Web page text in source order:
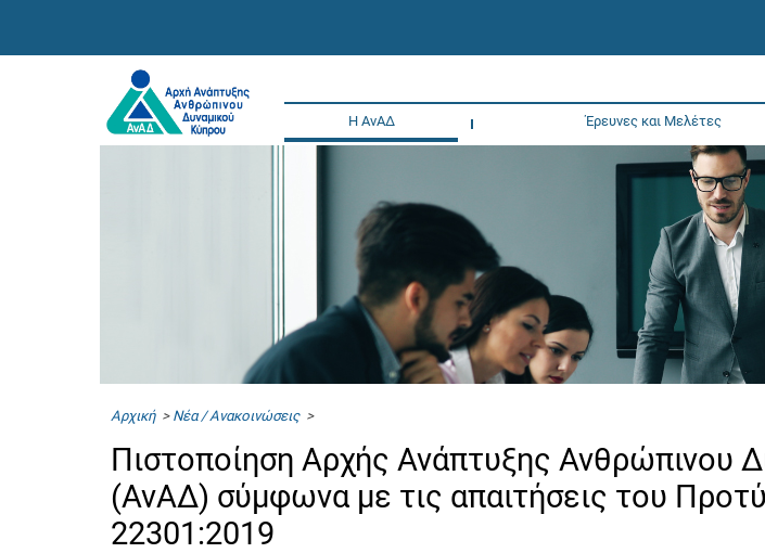
Η ΑνΑΔ Έρευνες και Μελέτες
Αρχική> Νέα / Ανακοινώσεις>
Πιστοποίηση Αρχής Ανάπτυξης Ανθρώπινου
(ΑνΑΔ) σύμφωνα με τις απαιτήσεις του
22301:2019